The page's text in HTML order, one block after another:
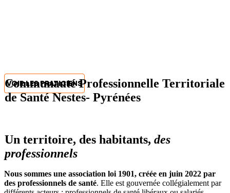
VOIR LES PRATICIENS
Vous Êtes Professionnels ?
Adhérer À La CPTS
Retrouvez les maisons de santé pluriprofessionnelle (MSP) de
Communauté Professionnelle Territoriale
de Santé Nestes- Pyrénées
Un territoire, des habitants, des
professionnels
Nous sommes une association loi 1901, créée en juin 2022 par
des professionnels de santé. Elle est gouvernée collégialement par